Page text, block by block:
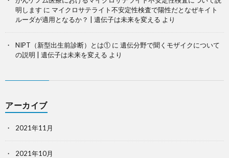
明します に マイクロサテライト不安定性検査で陽性だとなぜキイト
ルーダが適用となるか？ | 遺伝子は未来を変える より
NIPT（新型出生前診断）とは① に 遺伝分野で聞くモザイクについて
の説明 | 遺伝子は未来を変える より
アーカイブ
2021年11月
2021年10月